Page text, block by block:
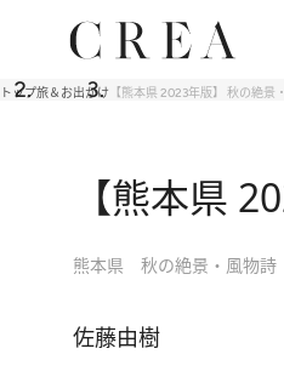
トップ旅＆お出かけ 【熊本県 2023年版】 秋の絶
【熊本県
熊本県 秋の絶景・風物詩
佐藤由樹